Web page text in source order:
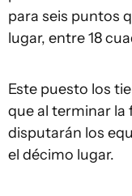
para seis puntos
lugar, entre 18
Este puesto los
que al terminar la
disputarán los
el décimo lugar.